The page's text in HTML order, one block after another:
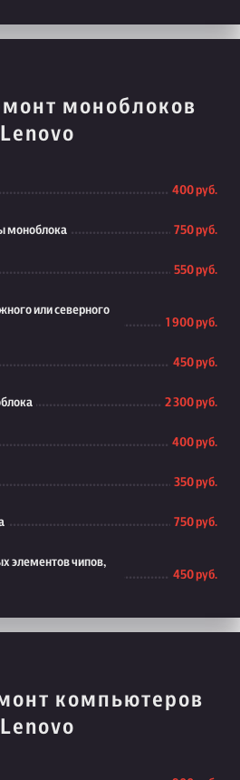
моноблоков
Lenovo
400 руб.
моноблока 750 руб.
550 руб.
или северного
1 900 руб.
450 руб.
2 300 руб.
400 руб.
350 руб.
750 руб.
элементов чипов,
450 руб.
компьютеров
Lenovo